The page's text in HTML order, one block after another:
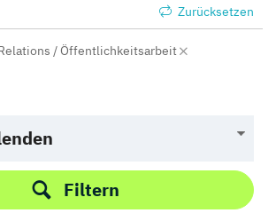
Zurücksetzen
/ Öffentlichkeitsarbeit
Filtern